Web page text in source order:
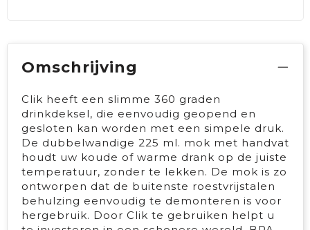
Omschrijving
Clik heeft een slimme 360 graden
drinkdeksel, die eenvoudig geopend en
gesloten kan worden met een simpele druk.
De dubbelwandige 225 ml. mok met handvat
houdt uw koude of warme drank op de juiste
temperatuur, zonder te lekken. De mok is zo
ontworpen dat de buitenste roestvrijstalen
behulzing eenvoudig te demonteren is voor
hergebruik. Door Clik te gebruiken helpt u